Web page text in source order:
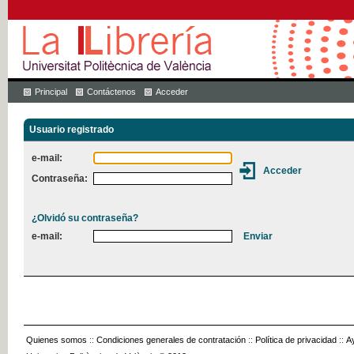
Principal Contáctenos Acceder
Usuario registrado
e-mail:
Contraseña:
¿Olvidó su contraseña?
e-mail:
Quienes somos :: Condiciones generales de contratación :: Política de privacidad ::